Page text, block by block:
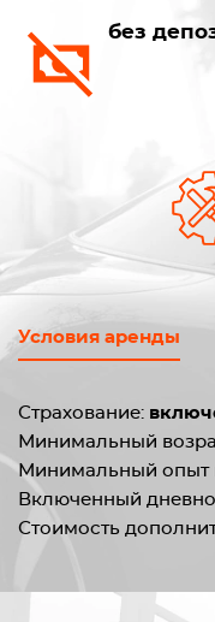
без
Условия аренды
Страхование:
Минимальный
Минимальный опыт
Включенный
Стоимость